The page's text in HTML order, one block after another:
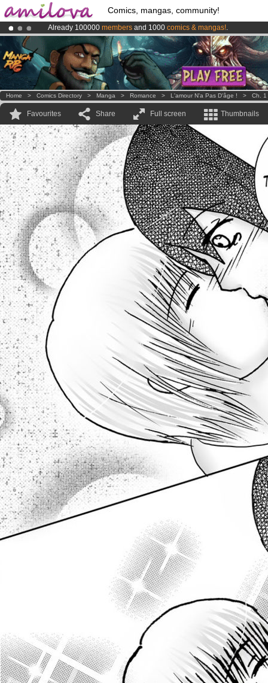
Comics, mangas, community!
Already 100000 members and 1000 comics & mangas!.
AmilovaKickstarter is now LIVE!.
Premium membership from3.95 euros per month !Get membership
Home > Comics Directory > Manga > Romance > L'amour N'a Pas D'âge ! > Ch. 1
Favourites Share Full screen Thumbnails